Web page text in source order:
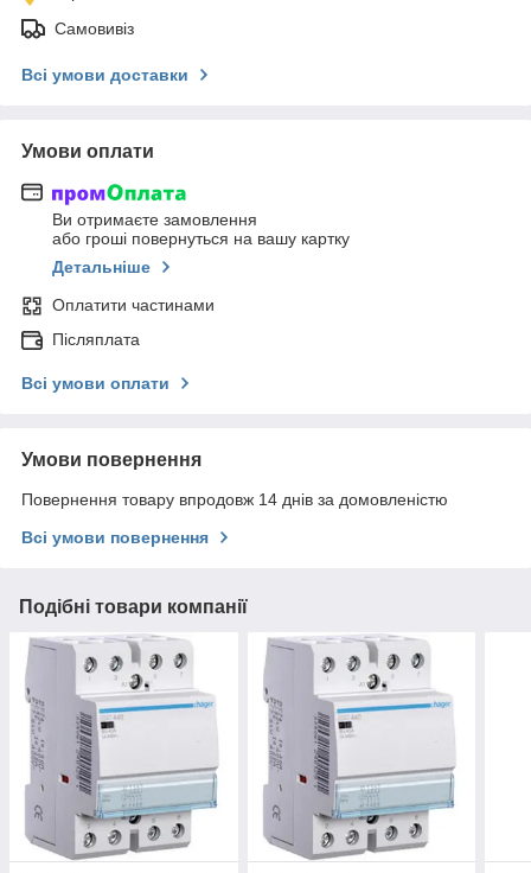
Самовивіз
Всі умови доставки
Умови оплати
Ви отримаєте замовлення
або гроші повернуться на вашу картку
Детальніше
Оплатити частинами
Післяплата
Всі умови оплати
Умови повернення
Повернення товару впродовж 14 днів за домовленістю
Всі умови повернення
Подібні товари компанії